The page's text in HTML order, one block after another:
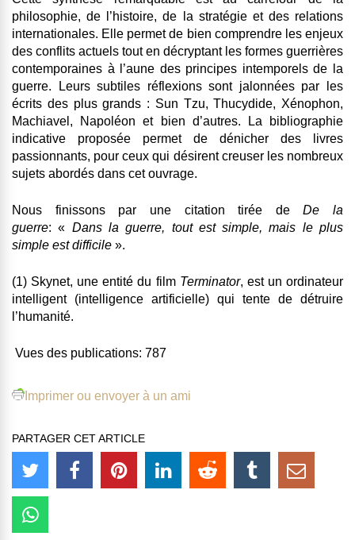
philosophie, de l’histoire, de la stratégie et des relations
internationales. Elle permet de bien comprendre les enjeux
des conflits actuels tout en décryptant les formes guerrières
contemporaines à l’aune des principes intemporels de la
guerre. Leurs subtiles réflexions sont jalonnées par les
écrits des plus grands : Sun Tzu, Thucydide, Xénophon,
Machiavel, Napoléon et bien d’autres. La bibliographie
indicative proposée permet de dénicher des livres
passionnants, pour ceux qui désirent creuser les nombreux
sujets abordés dans cet ouvrage.
Nous finissons par une citation tirée deDe la
guerre: « Dans la guerre, tout est simple, mais le plus
simple est difficile ».
(1) Skynet, une entité du film Terminator, est un ordinateur
intelligent (intelligence artificielle) qui tente de détruire
l’humanité.
Vues des publications: 787
Imprimer ou envoyer à un ami
PARTAGER CET ARTICLE